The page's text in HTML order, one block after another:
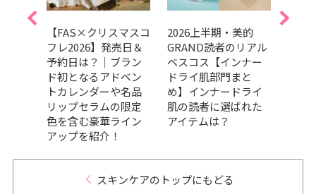
【FAS×クリスマスコ
フレ2026】発売日＆
予約日は？｜ブラン
ド初となるアドベン
トカレンダーや名品
リップセラムの限定
色を含む豪華ライン
アップを紹介！
2026上半期・美的
GRAND読者のリアル
ベスコス【インナー
ドライ肌部門まと
め】インナードライ
肌の読者に選ばれた
アイテムは？
スキンケアのトップにもどる